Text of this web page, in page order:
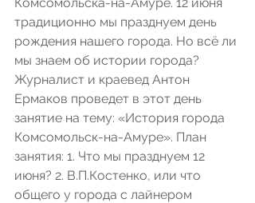
традиционно мы празднуем день
рождения нашего города. Но всё ли
мы знаем об истории города?
Журналист и краевед Антон
Ермаков проведет в этот день
занятие на тему: «История города
Комсомольск-на-Амуре». План
занятия: 1. Что мы празднуем 12
июня? 2. В.П.Костенко, или что
общего у города с лайнером